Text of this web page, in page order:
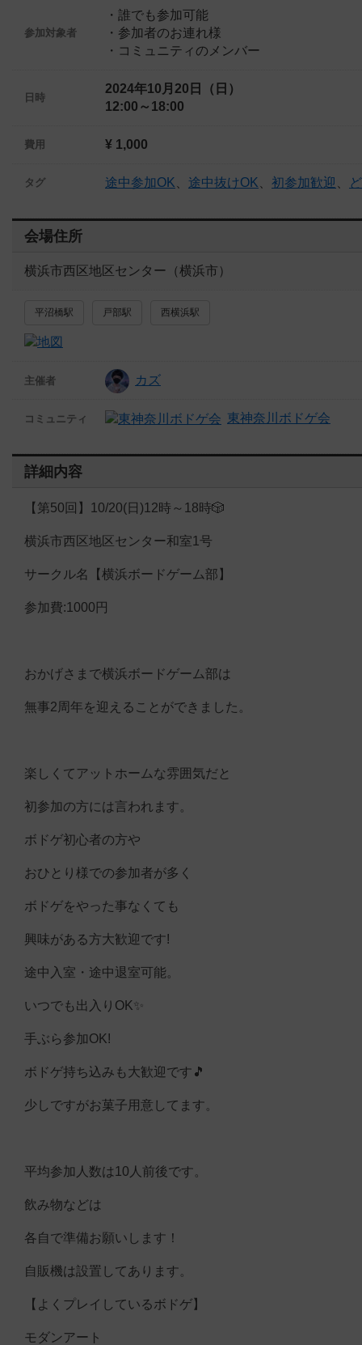
参加対象者
・誰でも参加可能
・参加者のお連れ様
・コミュニティのメンバー
日時
2024年10月20日（日）
12:00～18:00
費用 ¥ 1,000
タグ 途中参加OK 途中抜けOK 初参加歓迎
会場住所
横浜市西区地区センター（横浜市）
平沼橋駅 戸部駅 西横浜駅
主催者 カズ
コミュニティ 東神奈川ボドゲ会
詳細内容
【第50回】10/20(日)12時～18時🎲
横浜市西区地区センター和室1号
サークル名【横浜ボードゲーム部】
参加費:1000円
おかげさまで横浜ボードゲーム部は
無事2周年を迎えることができました。
楽しくてアットホームな雰囲気だと
初参加の方には言われます。
ボドゲ初心者の方や
おひとり様での参加者が多く
ボドゲをやった事なくても
興味がある方大歓迎です!
途中入室・途中退室可能。
いつでも出入りOK✨
手ぶら参加OK!
ボドゲ持ち込みも大歓迎です🎵
少しですがお菓子用意してます。
平均参加人数は10人前後です。
飲み物などは
各自で準備お願いします！
自販機は設置してあります。
【よくプレイしているボドゲ】
モダンアート